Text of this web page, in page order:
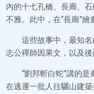
內的十七孔橋、長廊、
不雅。此中，在“長廊”繪
這些故事中，最知
志公禪師因果文，以及後
“劉邦斬白蛇”講的是
在逃運一批人往驪山建